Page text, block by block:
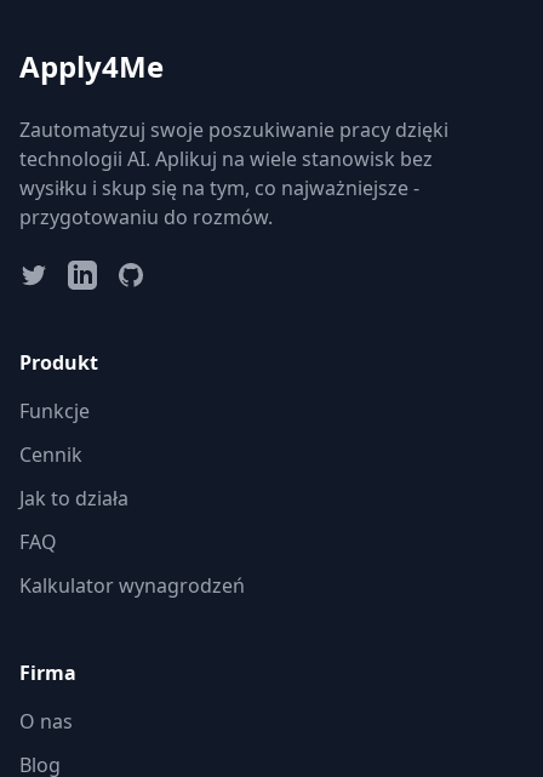
Apply4Me
Zautomatyzuj swoje poszukiwanie pracy dzięki
technologii AI. Aplikuj na wiele stanowisk bez
wysiłku i skup się na tym, co najważniejsze -
przygotowaniu do rozmów.
Produkt
Funkcje
Cennik
Jak to działa
FAQ
Kalkulator wynagrodzeń
Firma
O nas
Blog